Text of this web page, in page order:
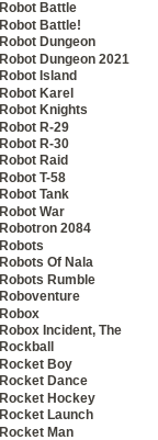
Robot Battle
Robot Battle!
Robot Dungeon
Robot Dungeon 2021
Robot Island
Robot Karel
Robot Knights
Robot R-29
Robot R-30
Robot Raid
Robot T-58
Robot Tank
Robot War
Robotron 2084
Robots
Robots Of Nala
Robots Rumble
Roboventure
Robox
Robox Incident, The
Rockball
Rocket Boy
Rocket Dance
Rocket Hockey
Rocket Launch
Rocket Man